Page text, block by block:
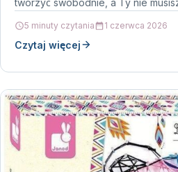
5 minuty czytania 1 czerwca 2026
Czytaj więcej